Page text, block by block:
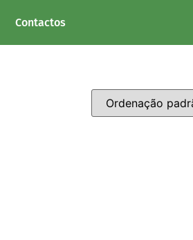
Contactos